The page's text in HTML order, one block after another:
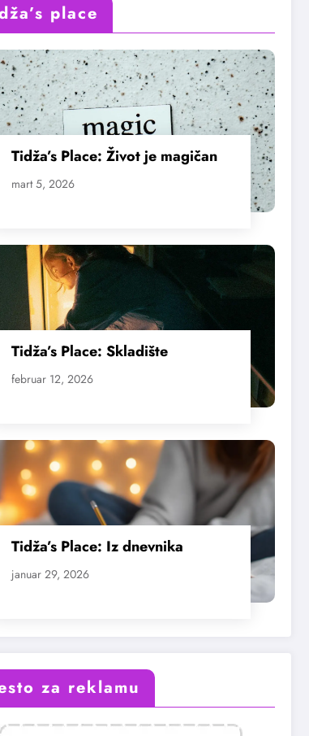
place
Tidža’s Place: Život je magičan
mart 5, 2026
Tidža’s Place: Skladište
februar 12, 2026
Tidža’s Place: Iz dnevnika
januar 29, 2026
za reklamu